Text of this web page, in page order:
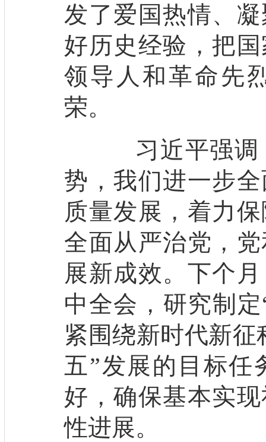
发了爱国热情、
好历史经验，把
领导人和革命先
荣。
习近平强调
势，我们进一步
质量发展，着力
全面从严治党，
展新成效。下个
中全会，研究制
紧围绕新时代新
五”发展的目标任
好，确保基本实
性进展。